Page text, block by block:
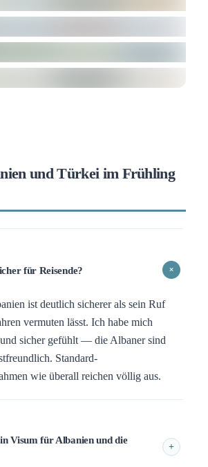
und Türkei im Frühling
für Reisende? +
ist deutlich sicherer als sein Ruf
vermuten lässt. Ich habe mich
sicher gefühlt — die Albaner sind
Standard-
wie überall reichen völlig aus.
Visum für Albanien und die
+